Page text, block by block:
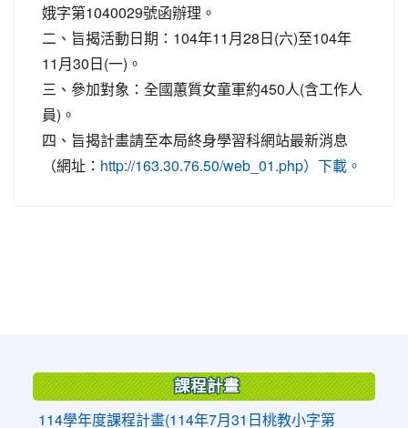
娥字第1040029號函辦理。
二、旨揭活動日期：104年11月28日(六)至104年
11月30日(一)。
三、參加對象：全國蕙質女童軍約450人(含工作人
員)。
四、旨揭計畫請至本局終身學習科網站最新消息
（網址： http://163.30.76.50/web_01.php）下載。
課程計畫
114學年度課程計畫(114年7月31日桃教小字第